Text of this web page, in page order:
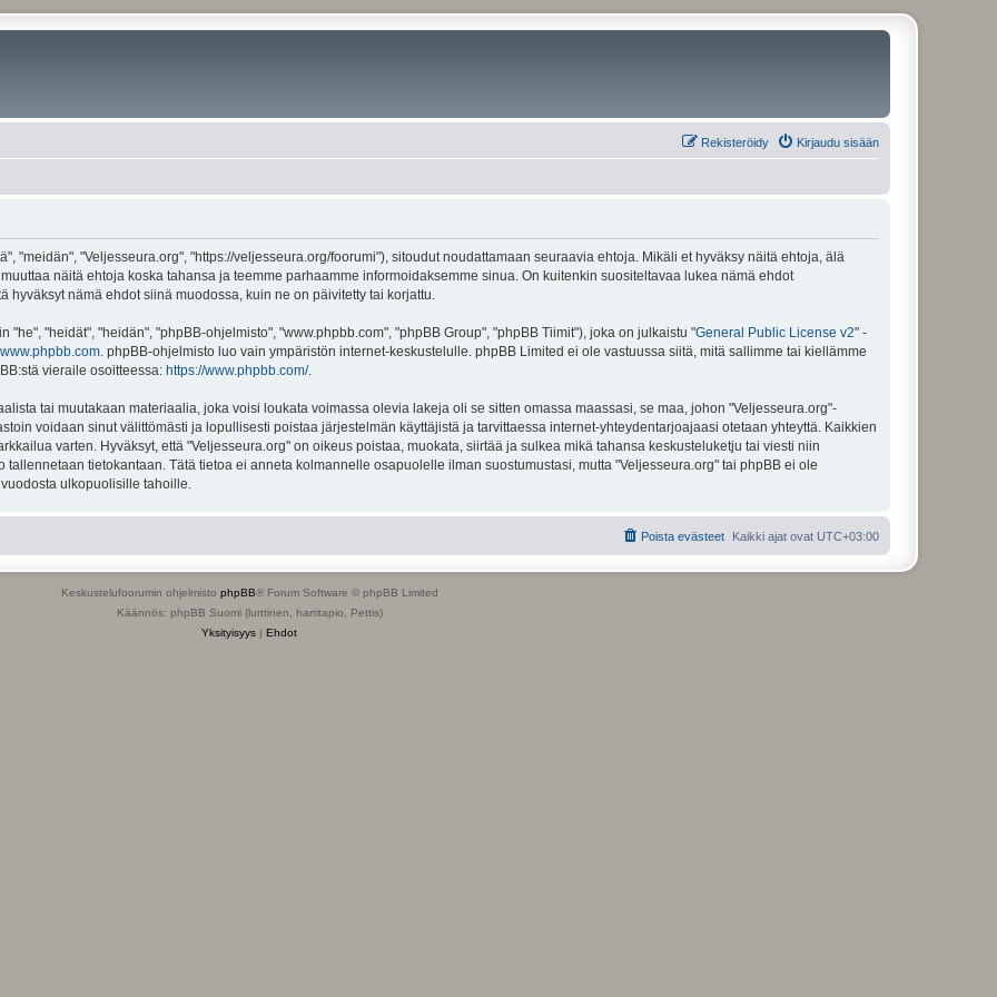
Kirjaudu sisään
Rekisteröidy
"meidän", "Veljesseura.org", "https://veljesseura.org/foorumi"), sitoudut noudattamaan seuraavia ehtoja. Mikäli et hyväksy näitä ehtoja, älä
näitä ehtoja koska tahansa ja teemme parhaamme informoidaksemme sinua. On kuitenkin suositeltavaa lukea nämä ehdot
nämä ehdot siinä muodossa, kuin ne on päivitetty tai korjattu.
"heidät", "heidän", "phpBB-ohjelmisto", "www.phpbb.com", "phpBB Group", "phpBB Tiimit"), joka on julkaistu "General Public License v2" -
www.phpbb.com . phpBB-ohjelmisto luo vain ympäristön internet-keskustelulle. phpBB Limited ei ole vastuussa siitä, mitä sallimme tai kiellämme
vieraile osoitteessa: https://www.phpbb.com/.
tai muutakaan materiaalia, joka voisi loukata voimassa olevia lakeja oli se sitten omassa maassasi, se maa, johon "Veljesseura.org"-
voidaan sinut välittömästi ja lopullisesti poistaa järjestelmän käyttäjistä ja tarvittaessa internet-yhteydentarjoajaasi otetaan yhteyttä. Kaikkien
varten. Hyväksyt, että "Veljesseura.org" on oikeus poistaa, muokata, siirtää ja sulkea mikä tahansa keskusteluketju tai viesti niin
tietokantaan. Tätä tietoa ei anneta kolmannelle osapuolelle ilman suostumustasi, mutta "Veljesseura.org" tai phpBB ei ole
ulkopuolisille tahoille.
Kaikki ajat ovat UTC+03:00
Poista evästeet
Keskustelufoorumin ohjelmisto phpBB® Forum Software © phpBB Limited
Käännös: phpBB Suomi (lurttinen, harritapio, Pettis)
Yksityisyys | Ehdot